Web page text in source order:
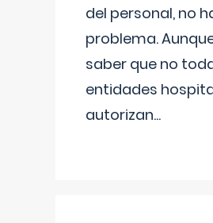
del personal, no
problema.
saber que no
entidades
autorizan...